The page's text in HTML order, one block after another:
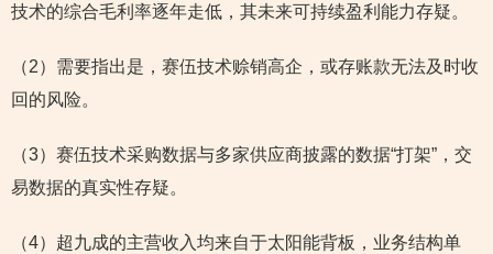
技术的综合毛利率逐年走低，其未来可持续盈利能力存疑。
（2）需要指出是，赛伍技术赊销高企，或存账款无法及时收
回的风险。
（3）赛伍技术采购数据与多家供应商披露的数据“打架”，交
易数据的真实性存疑。
（4）超九成的主营收入均来自于太阳能背板，业务结构单